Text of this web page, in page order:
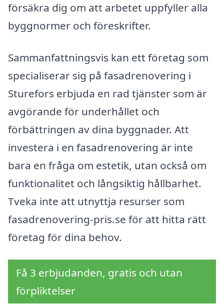
försäkra dig om att arbetet uppfyller alla
byggnormer och föreskrifter.
Sammanfattningsvis kan ett företag som
specialiserar sig på fasadrenovering i
Sturefors erbjuda en rad tjänster som är
avgörande för underhållet och
förbättringen av dina byggnader. Att
investera i en fasadrenovering är inte
bara en fråga om estetik, utan också om
funktionalitet och långsiktig hållbarhet.
Tveka inte att utnyttja resurser som
fasadrenovering-pris.se för att hitta rätt
företag för dina behov.
Få 3 erbjudanden, gratis och utan
förpliktelser